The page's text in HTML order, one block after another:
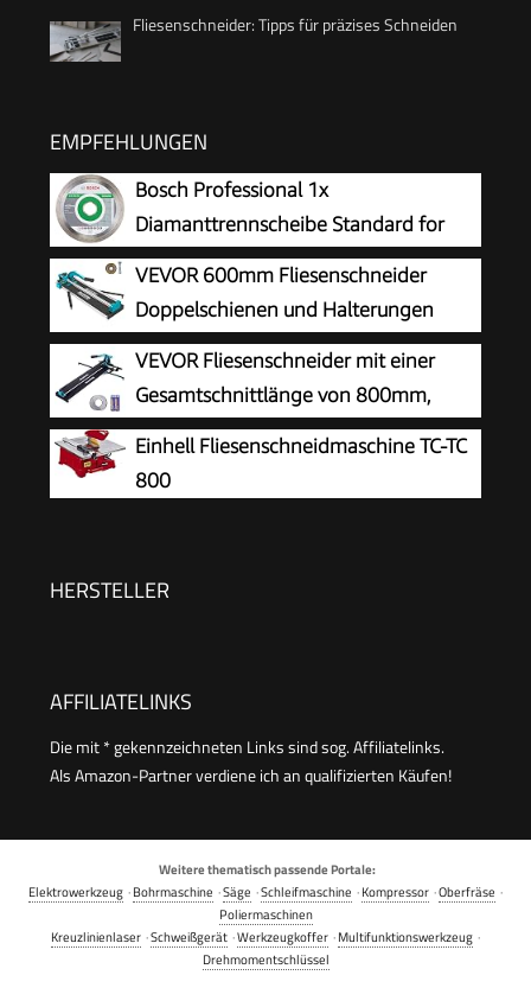
Fliesenschneider: Tipps für präzises Schneiden
EMPFEHLUNGEN
Bosch Professional 1x
Diamanttrennscheibe Standard for
Ceramic (für Stein, Keramik, Fliesen,
Marmor, Ø 125 x 22,23 x 1,6 x 7 mm, Zubehör
für Winkelschleifer)
VEVOR 600mm Fliesenschneider
Doppelschienen und Halterungen
Manueller Fliesenschneider 3/5 in
Kappe mit Präzisionslaser Manuelle
Fliesenschneider-Werkzeuge zum
Präzisionsschneiden (600mm)
VEVOR Fliesenschneider mit einer
Gesamtschnittlänge von 800mm,
Schnittstärke 4-15mm Mindest.
Schnittbreite 25mm Fliesenschneidmaschine
inkl. Extra Schneidrad Fliesenverlegungs-&
Einhell Fliesenschneidmaschine TC-TC
800
HERSTELLER
AFFILIATELINKS
Die mit * gekennzeichneten Links sind sog. Affiliatelinks.
Als Amazon-Partner verdiene ich an qualifizierten Käufen!
Weitere thematisch passende Portale:
Elektrowerkzeug ·Bohrmaschine ·Säge ·Schleifmaschine ·Kompressor ·Oberfräse ·
Poliermaschinen
Kreuzlinienlaser ·Schweißgerät ·Werkzeugkoffer ·Multifunktionswerkzeug ·
Drehmomentschlüssel